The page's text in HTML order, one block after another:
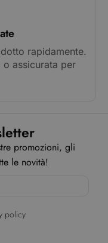
rapidamente.
assicurata per
promozioni, gli
le novità!
policy